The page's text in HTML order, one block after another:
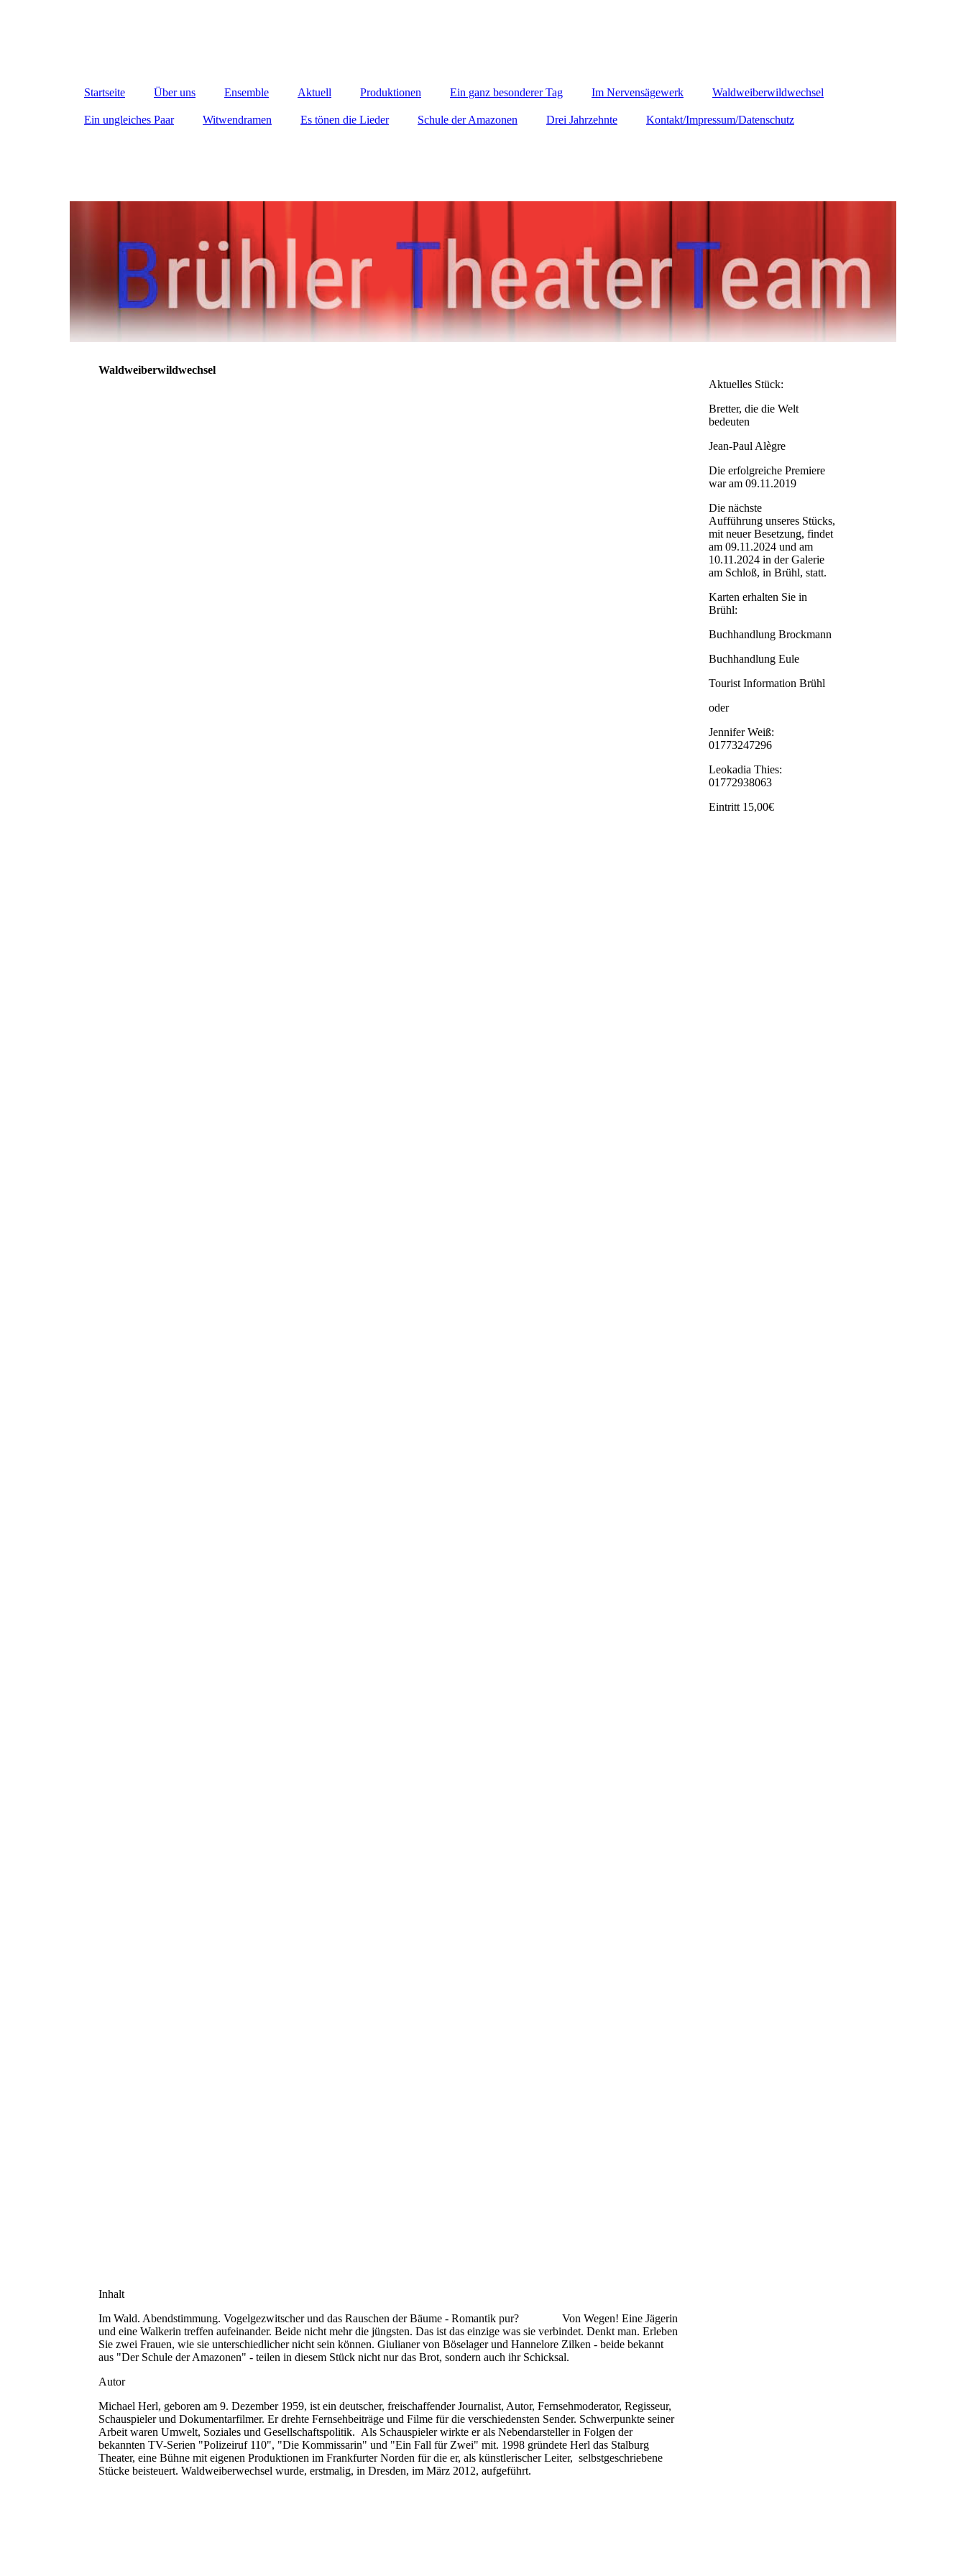
Startseite Über uns Ensemble Aktuell Produktionen Ein ganz besonderer Tag Im Nervensägewerk Waldweiberwildwechsel
Ein ungleiches Paar Witwendramen Es tönen die Lieder Schule der Amazonen Drei Jahrzehnte Kontakt/Impressum/Datenschutz
Waldweiberwildwechsel
Inhalt
Im Wald. Abendstimmung. Vogelgezwitscher und das Rauschen der Bäume - Romantik pur? Von Wegen! Eine Jägerin
und eine Walkerin treffen aufeinander. Beide nicht mehr die jüngsten. Das ist das einzige was sie verbindet. Denkt man. Erleben
Sie zwei Frauen, wie sie unterschiedlicher nicht sein können. Giulianer von Böselager und Hannelore Zilken - beide bekannt
aus "Der Schule der Amazonen" - teilen in diesem Stück nicht nur das Brot, sondern auch ihr Schicksal.
Autor
Michael Herl, geboren am 9. Dezember 1959, ist ein deutscher, freischaffender Journalist, Autor, Fernsehmoderator, Regisseur,
Schauspieler und Dokumentarfilmer. Er drehte Fernsehbeiträge und Filme für die verschiedensten Sender. Schwerpunkte seiner
Arbeit waren Umwelt, Soziales und Gesellschaftspolitik. Als Schauspieler wirkte er als Nebendarsteller in Folgen der
bekannten TV-Serien "Polizeiruf 110", "Die Kommissarin" und "Ein Fall für Zwei" mit. 1998 gründete Herl das Stalburg
Theater, eine Bühne mit eigenen Produktionen im Frankfurter Norden für die er, als künstlerischer Leiter, selbstgeschriebene
Stücke beisteuert. Waldweiberwechsel wurde, erstmalig, in Dresden, im März 2012, aufgeführt.
Aktuelles Stück:
Bretter, die die Welt
bedeuten
Jean-Paul Alègre
Die erfolgreiche Premiere
war am 09.11.2019
Die nächste
Aufführung unseres Stücks,
mit neuer Besetzung, findet
am 09.11.2024 und am
10.11.2024 in der Galerie
am Schloß, in Brühl, statt.
Karten erhalten Sie in
Brühl:
Buchhandlung Brockmann
Buchhandlung Eule
Tourist Information Brühl
oder
Jennifer Weiß:
01773247296
Leokadia Thies:
01772938063
Eintritt 15,00€